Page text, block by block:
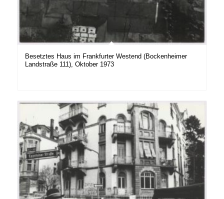
Besetztes Haus im Frankfurter Westend (Bockenheimer
Landstraße 111), Oktober 1973